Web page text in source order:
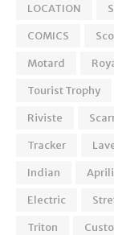
LOCATION
COMICS
Motard
Tourist Trophy
Riviste
Tracker
Indian
Electric
Triton